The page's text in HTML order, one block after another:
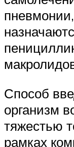
Способ
организм
тяжестью
рамках